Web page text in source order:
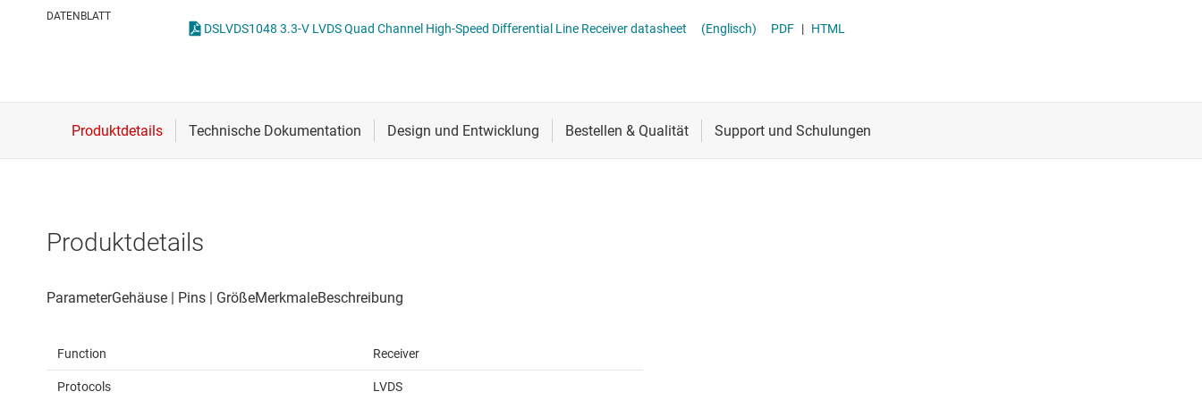
Isolierung Verstärker
IO-Link und Digital-E/A
DATENBLATT
DSLVDS1048 3.3-V LVDS Quad Channel High-Speed Differential Line Receiver datasheet (Englisch) PDF | HTML
Produktdetails
Function Receiver
Protocols LVDS